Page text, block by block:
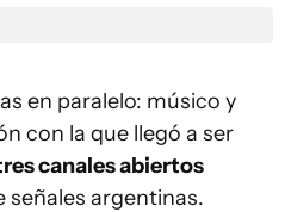
en paralelo: músico y
con la que llegó a ser
canales abiertos
señales argentinas.